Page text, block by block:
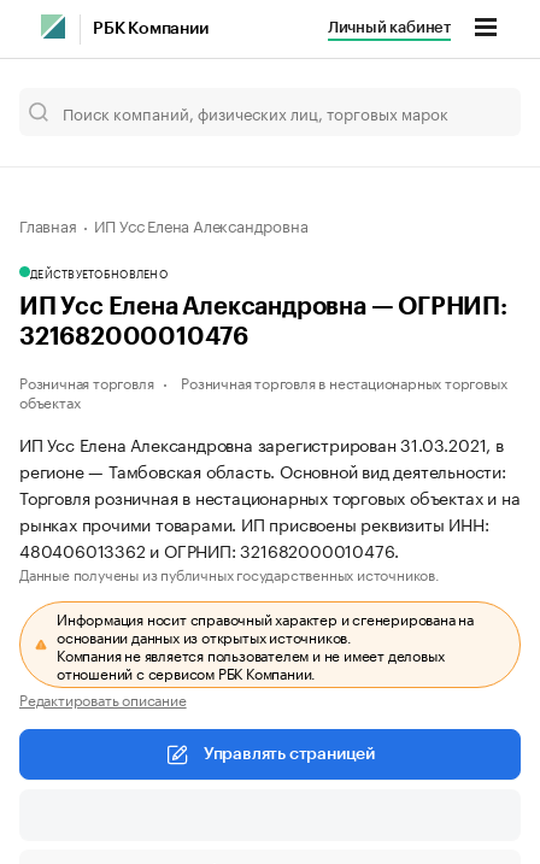
РБК Компании Личный кабинет
Главная ИП Усс Елена Александровна
ДЕЙСТВУЕТОБНОВЛЕНО
ИП Усс Елена Александровна — ОГРНИП:
321682000010476
Розничная торговля
Розничная торговля в нестационарных торговых
объектах
ИП Усс Елена Александровна зарегистрирован 31.03.2021, в
регионе — Тамбовская область. Основной вид деятельности:
Торговля розничная в нестационарных торговых объектах и на
рынках прочими товарами. ИП присвоены реквизиты ИНН:
480406013362 и ОГРНИП: 321682000010476.
Данные получены из публичных государственных источников.
Информация носит справочный характер и сгенерирована на
основании данных из открытых источников.
Компания не является пользователем и не имеет деловых
отношений с сервисом РБК Компании.
Редактировать описание
Управлять страницей